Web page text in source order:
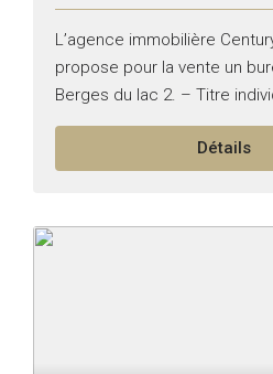
L’agence immobilière
propose pour la vente un
Berges du lac 2. – Titre
Superficie : 164m² – Deux
Détails